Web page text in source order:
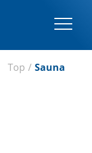
Top / Sauna